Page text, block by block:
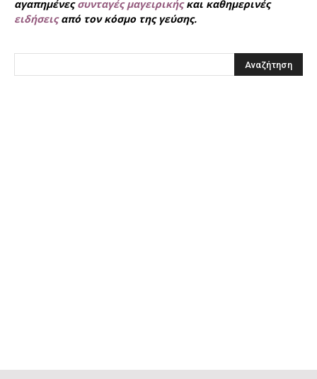
αγαπημένεςσυνταγές μαγειρικήςκαι καθημερινές
ειδήσειςαπό τον κόσμο της γεύσης.